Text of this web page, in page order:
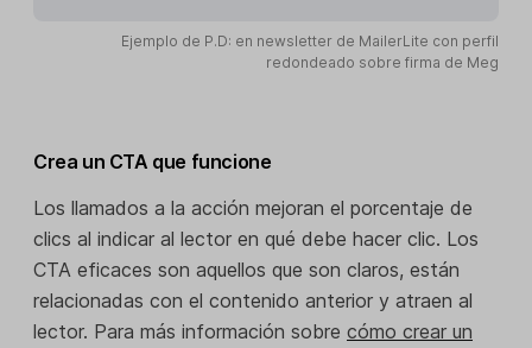
Ejemplo de P.D: en newsletter de MailerLite con perfil
redondeado sobre firma de Meg
Crea un CTA que funcione
Los llamados a la acción mejoran el porcentaje de
clics al indicar al lector en qué debe hacer clic. Los
CTA eficaces son aquellos que son claros, están
relacionadas con el contenido anterior y atraen al
lector. Para más información sobre cómo crear un